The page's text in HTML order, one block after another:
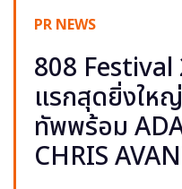
PR NEWS
808 Festival
แรกสุดยิ่งให
ทัพพร้อม
CHRIS